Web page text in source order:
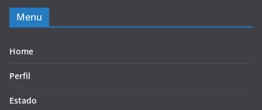
Menu
Home
Perfil
Estado